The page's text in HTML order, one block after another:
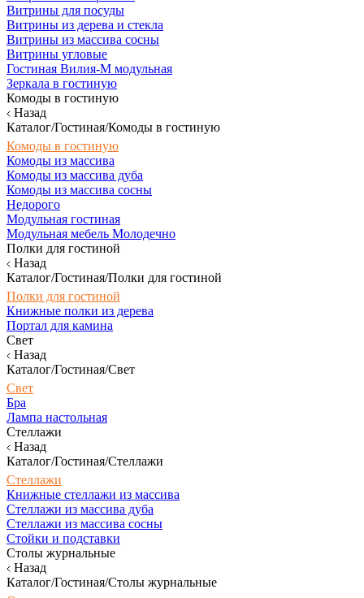
Витрины для посуды
Витрины из дерева и стекла
Витрины из массива сосны
Витрины угловые
Гостиная Вилия-М модульная
Зеркала в гостиную
Комоды в гостиную
Назад
Каталог/Гостиная/Комоды в гостиную
Комоды в гостиную
Комоды из массива
Комоды из массива дуба
Комоды из массива сосны
Недорого
Модульная гостиная
Модульная мебель Молодечно
Полки для гостиной
Назад
Каталог/Гостиная/Полки для гостиной
Полки для гостиной
Книжные полки из дерева
Портал для камина
Свет
Назад
Каталог/Гостиная/Свет
Свет
Бра
Лампа настольная
Стеллажи
Назад
Каталог/Гостиная/Стеллажи
Стеллажи
Книжные стеллажи из массива
Стеллажи из массива дуба
Стеллажи из массива сосны
Стойки и подставки
Столы журнальные
Назад
Каталог/Гостиная/Столы журнальные